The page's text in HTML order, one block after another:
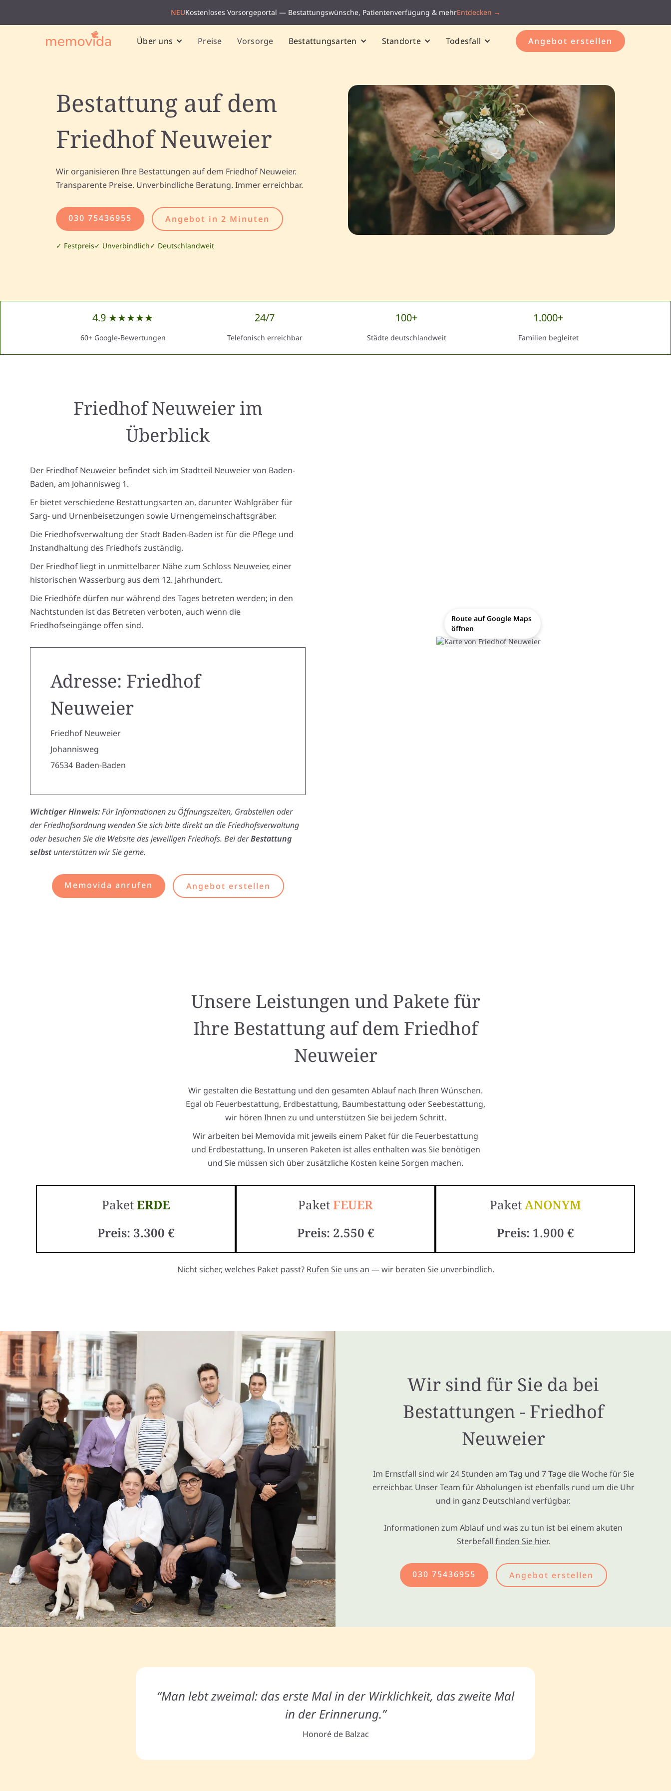
NEUKostenloses Vorsorgeportal — Bestattungswünsche, Patientenverfügung & mehrEntdecken →
Über uns Preise Vorsorge Bestattungsarten Standorte Todesfall Angebot erstellen
Bestattung auf dem
Friedhof Neuweier
Wir organisieren Ihre Bestattungen auf dem Friedhof Neuweier.
Transparente Preise. Unverbindliche Beratung. Immer erreichbar.
030 75436955 Angebot in 2 Minuten
✓ Festpreis✓ Unverbindlich✓ Deutschlandweit
4.9 ★★★★★
60+ Google-Bewertungen
24/7
Telefonisch erreichbar
100+
Städte deutschlandweit
1.000+
Familien begleitet
Friedhof Neuweierim
Überblick
Der Friedhof Neuweier befindet sich im Stadtteil Neuweier von Baden-
Baden, am Johannisweg 1.
Er bietet verschiedene Bestattungsarten an, darunter Wahlgräber für
Sarg- und Urnenbeisetzungen sowie Urnengemeinschaftsgräber.
Die Friedhofsverwaltung der Stadt Baden-Baden ist für die Pflege und
Instandhaltung des Friedhofs zuständig.
Der Friedhof liegt in unmittelbarer Nähe zum Schloss Neuweier, einer
historischen Wasserburg aus dem 12. Jahrhundert.
Die Friedhöfe dürfen nur während des Tages betreten werden; in den
Nachtstunden ist das Betreten verboten, auch wenn die
Friedhofseingänge offen sind.
Adresse: Friedhof
Neuweier
Friedhof Neuweier
Johannisweg
76534 Baden-Baden
Wichtiger Hinweis:Für Informationen zu Öffnungszeiten, Grabstellen oder
der Friedhofsordnung wenden Sie sich bitte direkt an die Friedhofsverwaltung
oder besuchen Sie die Website des jeweiligen Friedhofs. Bei derBestattung
selbstunterstützen wir Sie gerne.
Memovida anrufen Angebot erstellen
Route auf Google Maps
öffnen
Unsere Leistungen und Pakete für
Ihre Bestattung auf dem Friedhof
Neuweier
Wir gestalten die Bestattung und den gesamten Ablauf nach Ihren Wünschen.
Egal ob Feuerbestattung, Erdbestattung, Baumbestattung oder Seebestattung,
wir hören Ihnen zu und unterstützen Sie bei jedem Schritt.
Wir arbeiten bei Memovida mit jeweils einem Paket für die Feuerbestattung
und Erdbestattung. In unseren Paketen ist alles enthalten was Sie benötigen
und Sie müssen sich über zusätzliche Kosten keine Sorgen machen.
PaketERDE
Preis: 3.300 €
PaketFEUER
Preis: 2.550 €
PaketANONYM
Preis: 1.900 €
Nicht sicher, welches Paket passt? Rufen Sie uns an — wir beraten Sie unverbindlich.
Wir sind für Sie da bei
Bestattungen - Friedhof
Neuweier
Im Ernstfall sind wir 24 Stunden am Tag und 7 Tage die Woche für Sie
erreichbar. Unser Team für Abholungen ist ebenfalls rund um die Uhr
und in ganz Deutschland verfügbar.
Informationen zum Ablauf und was zu tun ist bei einem akuten
Sterbefall finden Sie hier.
030 75436955 Angebot erstellen
“Man lebt zweimal: das erste Mal in der Wirklichkeit, das zweite Mal
in der Erinnerung.”
Honoré de Balzac